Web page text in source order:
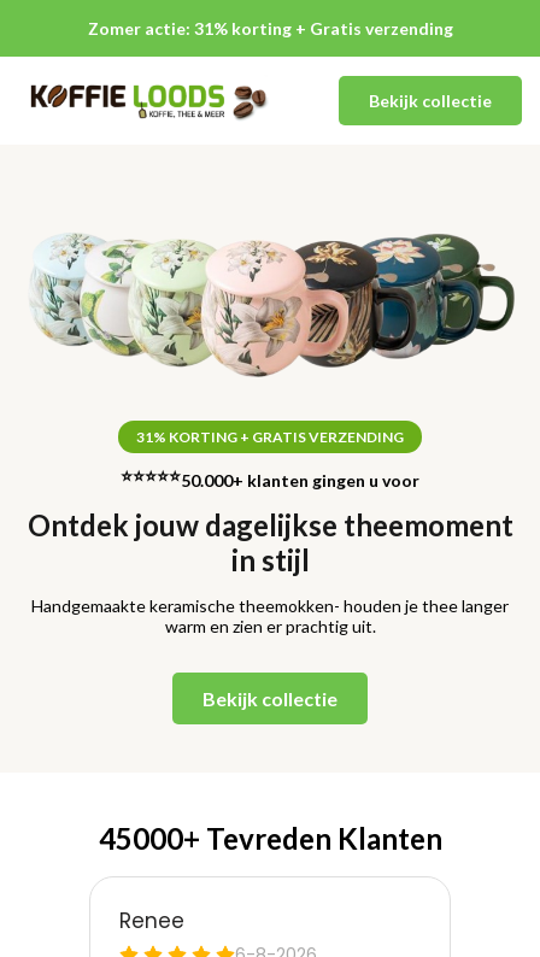
Zomer actie: 31% korting + Gratis verzending
Bekijk collectie
31% KORTING + GRATIS VERZENDING
⭐⭐⭐⭐⭐50.000+ klanten gingen u voor
Ontdek jouw dagelijkse theemoment
in stijl
Handgemaakte keramische theemokken- houden je thee langer
warm en zien er prachtig uit.
Bekijk collectie
45000+ Tevreden Klanten